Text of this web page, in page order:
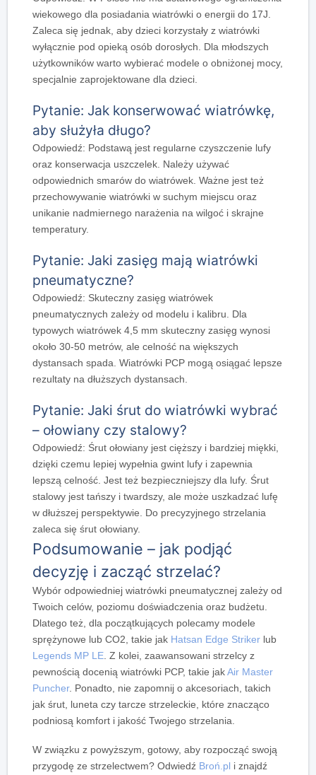
wiekowego dla posiadania wiatrówki o energii do 17J.
Zaleca się jednak, aby dzieci korzystały z wiatrówki
wyłącznie pod opieką osób dorosłych. Dla młodszych
użytkowników warto wybierać modele o obniżonej mocy,
specjalnie zaprojektowane dla dzieci.
Pytanie: Jak konserwować wiatrówkę,
aby służyła długo?
Odpowiedź: Podstawą jest regularne czyszczenie lufy
oraz konserwacja uszczelek. Należy używać
odpowiednich smarów do wiatrówek. Ważne jest też
przechowywanie wiatrówki w suchym miejscu oraz
unikanie nadmiernego narażenia na wilgoć i skrajne
temperatury.
Pytanie: Jaki zasięg mają wiatrówki
pneumatyczne?
Odpowiedź: Skuteczny zasięg wiatrówek
pneumatycznych zależy od modelu i kalibru. Dla
typowych wiatrówek 4,5 mm skuteczny zasięg wynosi
około 30-50 metrów, ale celność na większych
dystansach spada. Wiatrówki PCP mogą osiągać lepsze
rezultaty na dłuższych dystansach.
Pytanie: Jaki śrut do wiatrówki wybrać
– ołowiany czy stalowy?
Odpowiedź: Śrut ołowiany jest cięższy i bardziej miękki,
dzięki czemu lepiej wypełnia gwint lufy i zapewnia
lepszą celność. Jest też bezpieczniejszy dla lufy. Śrut
stalowy jest tańszy i twardszy, ale może uszkadzać lufę
w dłuższej perspektywie. Do precyzyjnego strzelania
zaleca się śrut ołowiany.
Podsumowanie – jak podjąć
decyzję i zacząć strzelać?
Wybór odpowiedniej wiatrówki pneumatycznej zależy od
Twoich celów, poziomu doświadczenia oraz budżetu.
Dlatego też , dla początkujących polecamy modele
sprężynowe lub CO2, takie jak Hatsan Edge Striker lub
Legends MP LE Z kolei , zaawansowani strzelcy z
pewnością docenią wiatrówki PCP, takie jakAir Master
Puncher. Ponadto , nie zapomnij o akcesoriach, takich
jak śrut, luneta czy tarcze strzeleckie, które znacząco
podniosą komfort i jakość Twojego strzelania.
W związku z powyższym , gotowy, aby rozpocząć swoją
przygodę ze strzelectwem? Odwiedź Broń.pl i znajdź